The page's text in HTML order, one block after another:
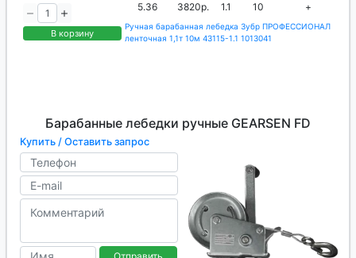
В корзину
5.36 3820р. 1.1 10 +
Ручная барабанная лебедка Зубр ПРОФЕССИОНАЛ
ленточная 1,1т 10м 43115-1.1 1013041
Барабанные лебедки ручные GEARSEN FD
Купить / Оставить запрос